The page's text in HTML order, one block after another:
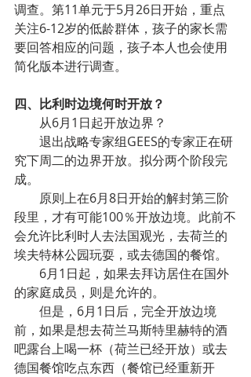
调查。第11单元于5月26日开始，重点
关注6-12岁的低龄群体，孩子的家长需
要回答相应的问题，孩子本人也会使用
简化版本进行调查。
四、比利时边境何时开放？
        从6月1日起开放边界？
究下周二的边界开放。拟分两个阶段完
成。
段里，才有可能100％开放边境。此前不
会允许比利时人去法国观光，去荷兰的
埃夫特林公园玩耍，或去德国的餐馆。
的家庭成员，则是允许的。
前，如果是想去荷兰马斯特里赫特的酒
吧露台上喝一杯（荷兰已经开放）或去
德国餐馆吃点东西（餐馆已经重新开